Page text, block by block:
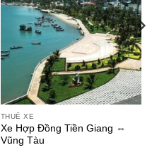
THUÊ XE
Xe Hợp Đồng Tiền Giang ⇔
Vũng Tàu